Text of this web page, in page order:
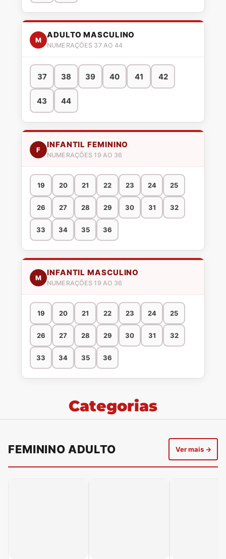
M
ADULTO MASCULINO
NUMERAÇÕES 37 AO 44
37 38 39 40 41 42
43 44
F
INFANTIL FEMININO
NUMERAÇÕES 19 AO 36
19 20 21 22 23 24 25
26 27 28 29 30 31 32
33 34 35 36
M
INFANTIL MASCULINO
NUMERAÇÕES 19 AO 36
19 20 21 22 23 24 25
26 27 28 29 30 31 32
33 34 35 36
Categorias
FEMININO ADULTO Ver mais →